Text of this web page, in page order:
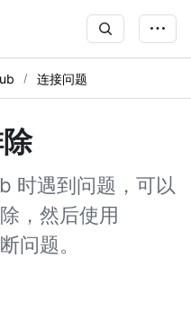
连接问题
时遇到问题，可以
，然后使用
问题。